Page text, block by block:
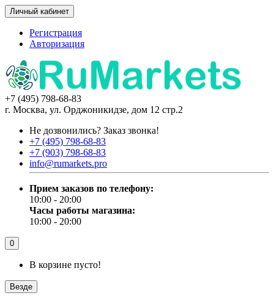
Личный кабинет
Регистрация
Авторизация
+7 (495) 798-68-83
г. Москва, ул. Орджоникидзе, дом 12 стр.2
Не дозвонились? Заказ звонка!
+7 (495) 798-68-83
+7 (903) 798-68-83
info@rumarkets.pro
Прием заказов по телефону:
10:00 - 20:00
Часы работы магазина:
10:00 - 20:00
0
В корзине пусто!
Везде